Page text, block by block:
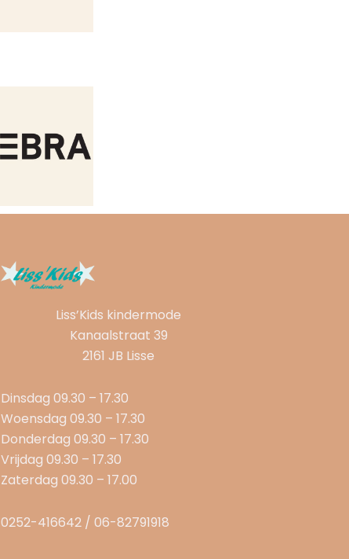
Liss’Kids kindermode
Kanaalstraat 39
2161 JB Lisse
Dinsdag 09.30 – 17.30
Woensdag 09.30 – 17.30
Donderdag 09.30 – 17.30
Vrijdag 09.30 – 17.30
Zaterdag 09.30 – 17.00
0252-416642 / 06-82791918